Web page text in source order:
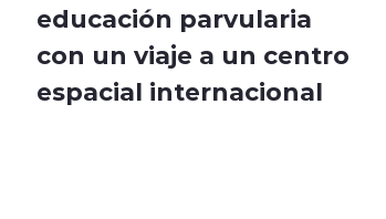
educación parvularia
con un viaje a un centro
espacial internacional